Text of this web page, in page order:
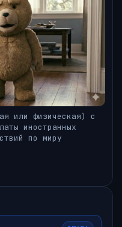
или физическая) с
иностранных
по миру